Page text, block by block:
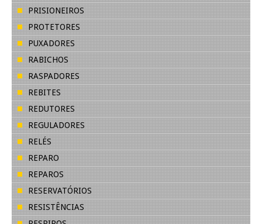
PRISIONEIROS
PROTETORES
PUXADORES
RABICHOS
RASPADORES
REBITES
REDUTORES
REGULADORES
RELÉS
REPARO
REPAROS
RESERVATÓRIOS
RESISTÊNCIAS